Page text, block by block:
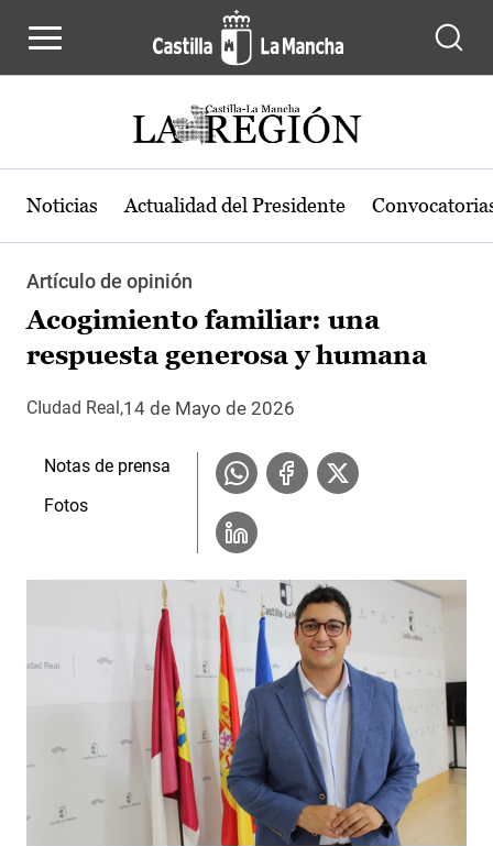
Noticias Actualidad del Presidente
Artículo de opinión
Acogimiento familiar: una
respuesta generosa y humana
CIudad Real 14 de Mayo de 2026
Notas de prensa
Fotos